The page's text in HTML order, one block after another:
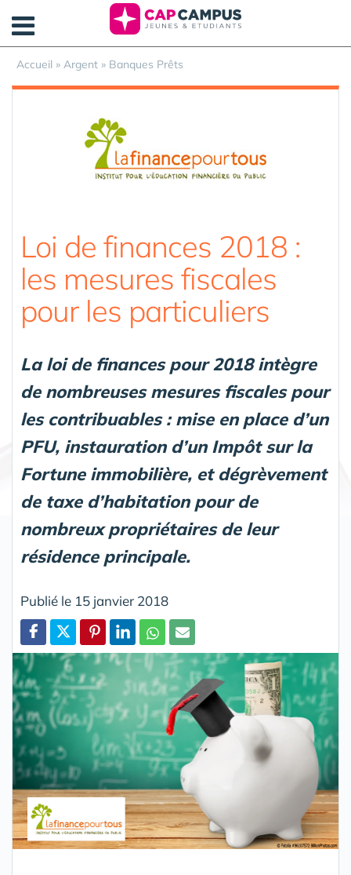
Accueil » Argent » Banques Prêts
Loi de finances 2018 :
les mesures fiscales
pour les particuliers
La loi de finances pour 2018 intègre
de nombreuses mesures fiscales pour
les contribuables : mise en place d’un
PFU, instauration d’un Impôt sur la
Fortune immobilière, et dégrèvement
de taxe d’habitation pour de
nombreux propriétaires de leur
résidence principale.
Publié le 15 janvier 2018
Partager
Panneau de gestion des cookies